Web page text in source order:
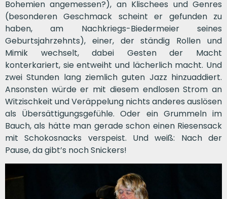
Bohemien angemessen?), an Klischees und Genres
(besonderen Geschmack scheint er gefunden zu
haben, am Nachkriegs-Biedermeier seines
Geburtsjahrzehnts), einer, der ständig Rollen und
Mimik wechselt, dabei Gesten der Macht
konterkariert, sie entweiht und lächerlich macht. Und
zwei Stunden lang ziemlich guten Jazz hinzuaddiert.
Ansonsten würde er mit diesem endlosen Strom an
Witzischkeit und Veräppelung nichts anderes auslösen
als Übersättigungsgefühle. Oder ein Grummeln im
Bauch, als hätte man gerade schon einen Riesensack
mit Schokosnacks verspeist. Und weiß: Nach der
Pause, da gibt’s noch Snickers!